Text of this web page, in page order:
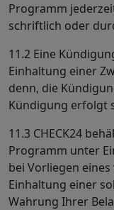
Programm
schriftlich oder
11.2 Eine
Einhaltung einer
denn, die
Kündigung erfolgt
11.3 CHECK24
Programm unter
bei Vorliegen
Einhaltung einer
Wahrung Ihrer